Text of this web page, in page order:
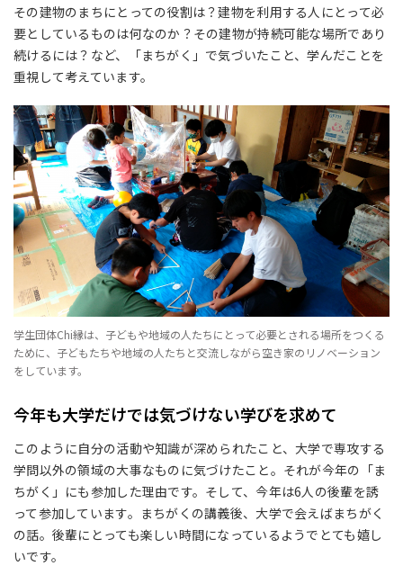
その建物のまちにとっての役割は？建物を利用する人にとって必
要としているものは何なのか？その建物が持続可能な場所であり
続けるには？など、「まちがく」で気づいたこと、学んだことを
重視して考えています。
学生団体Chi縁は、子どもや地域の人たちにとって必要とされる場所をつくる
ために、子どもたちや地域の人たちと交流しながら空き家のリノベーション
をしています。
今年も大学だけでは気づけない学びを求めて
このように自分の活動や知識が深められたこと、大学で専攻する
学問以外の領域の大事なものに気づけたこと。それが今年の「ま
ちがく」にも参加した理由です。そして、今年は6人の後輩を誘
って参加しています。まちがくの講義後、大学で会えばまちがく
の話。後輩にとっても楽しい時間になっているようでとても嬉し
いです。